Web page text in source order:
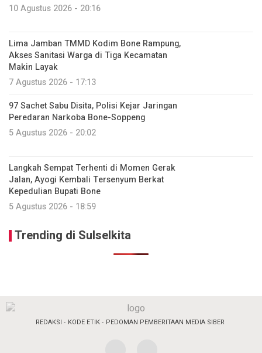
10 Agustus 2026 - 20:16
Lima Jamban TMMD Kodim Bone Rampung,
Akses Sanitasi Warga di Tiga Kecamatan
Makin Layak
7 Agustus 2026 - 17:13
97 Sachet Sabu Disita, Polisi Kejar Jaringan
Peredaran Narkoba Bone-Soppeng
5 Agustus 2026 - 20:02
Langkah Sempat Terhenti di Momen Gerak
Jalan, Ayogi Kembali Tersenyum Berkat
Kepedulian Bupati Bone
5 Agustus 2026 - 18:59
Trending di Sulselkita
REDAKSI KODE ETIK PEDOMAN PEMBERITAAN MEDIA SIBER